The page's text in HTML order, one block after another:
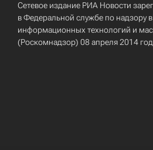
Сетевое издание РИА Новости
в Федеральной службе по надзору
информационных технологий и
(Роскомнадзор) 08 апреля 2014